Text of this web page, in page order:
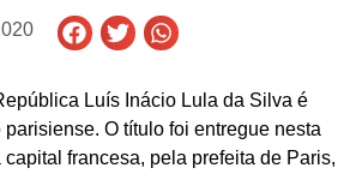
Luís Inácio Lula da Silva é
O título foi entregue nesta
francesa, pela prefeita de Paris,